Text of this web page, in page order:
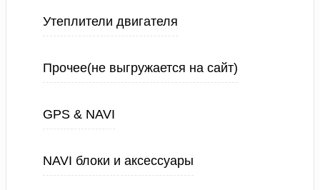
Утеплители двигателя
Прочее(не выгружается на сайт)
GPS & NAVI
NAVI блоки и аксессуары